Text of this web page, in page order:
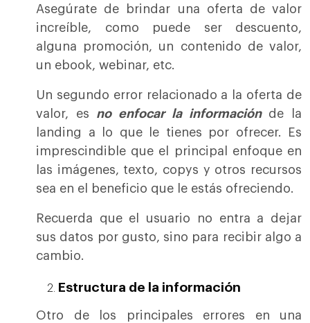
Asegúrate de brindar una oferta de valor
increíble, como puede ser descuento,
alguna promoción, un contenido de valor,
un ebook, webinar, etc.
Un segundo error relacionado a la oferta de
valor, es no enfocar la informaciónde la
landing a lo que le tienes por ofrecer. Es
imprescindible que el principal enfoque en
las imágenes, texto, copys y otros recursos
sea en el beneficio que le estás ofreciendo.
Recuerda que el usuario no entra a dejar
sus datos por gusto, sino para recibir algo a
cambio.
Estructura de la información
Otro de los principales errores en una